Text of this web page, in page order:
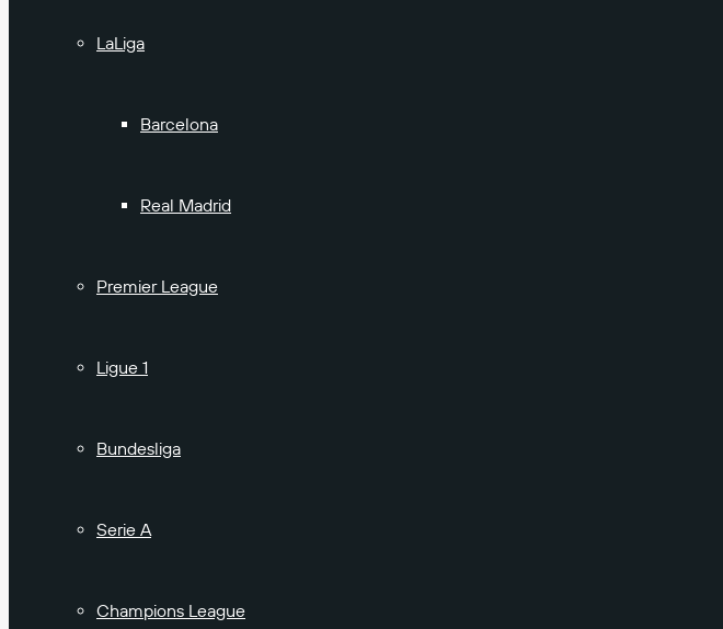
LaLiga
Barcelona
Real Madrid
Premier League
Ligue 1
Bundesliga
Serie A
Champions League